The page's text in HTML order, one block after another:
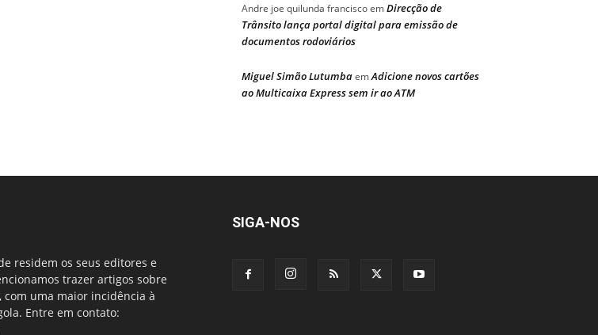
Andre joe quilunda franciscoemDirecção de
Trânsito lança portal digital para emissão de
documentos rodoviários
Miguel Simão LutumbaemAdicione novos cartões
ao Multicaixa Express sem ir ao ATM
residem os seus editores e
trazer artigos sobre
com uma maior incidência à
Entre em contato:
SIGA-NOS